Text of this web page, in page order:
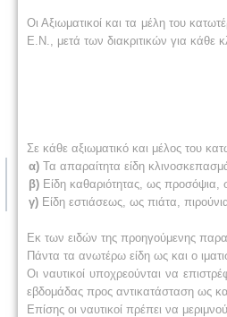
Οι Αξιωματικοί και τα μέλη του
Ε.Ν., μετά των διακριτικών για κάθε
Σε κάθε αξιωματικό και μέλος του
α) Τα απαραίτητα είδη
β) Είδη καθαριότητας, ως
γ) Είδη εστιάσεως, ως πιάτα,
Εκ των ειδών της προηγούμενης
Πάντα τα ανωτέρω είδη ως και ο
Οι ναυτικοί υποχρεούνται να
εβδομάδας προς αντικατάσταση ως
Επίσης οι ναυτικοί πρέπει να